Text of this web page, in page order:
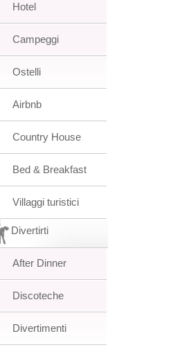
Hotel
Campeggi
Ostelli
Airbnb
Country House
Bed & Breakfast
Villaggi turistici
Divertirti
After Dinner
Discoteche
Divertimenti